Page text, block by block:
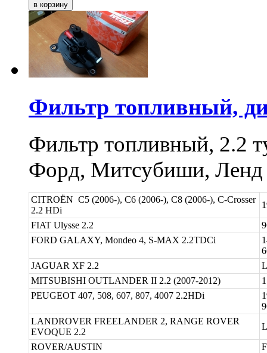
Фильтр топливный,
Фильтр топливный, 2.2
Форд, Митсубиши, Ленд
CITROЁN C5 (2006-), C6 (2006-), C8 (2006-), C-Crosser
2.2 HDi
FIAT Ulysse 2.2
FORD GALAXY, Mondeo 4, S-MAX 2.2TDCi
JAGUAR XF 2.2
MITSUBISHI OUTLANDER II 2.2 (2007-2012)
PEUGEOT 407, 508, 607, 807, 4007 2.2HDi
LANDROVER FREELANDER 2, RANGE ROVER
EVOQUE 2.2
ROVER/AUSTIN